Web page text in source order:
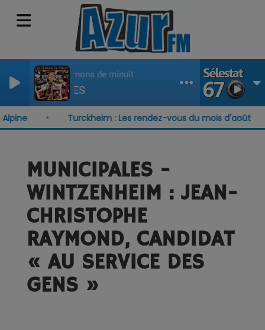
Les demons de minuit
IMAGES
Turckheim : Les rendez-vous du mois d'août
MUNICIPALES -
WINTZENHEIM : JEAN-
CHRISTOPHE
RAYMOND, CANDIDAT
« AU SERVICE DES
GENS »